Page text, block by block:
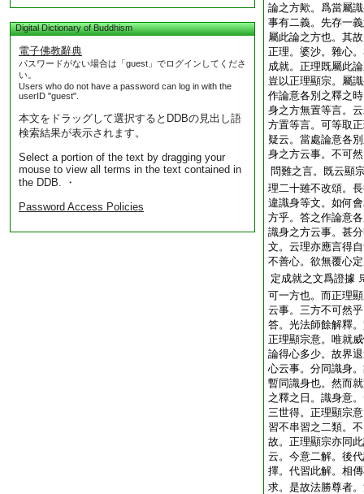
Digital Dictionary of Buddhism
電子佛教辭典
パスワードがない場合は「guest」でログインしてくださ
い。
Users who do not have a password can log in with the
userID "guest".
本文をドラッグして選択するとDDBの見出し語
検索結果が表示されます。
Select a portion of the text by dragging your
mouse to view all terms in the text contained in
the DDB. ・
Password Access Policies
論之方歟。爲當屬
事有二義。先存一
屬此論之方也。其
正理。婆沙。雜心
成就。正理既屬此
豈以正理顯宗。屬
作論意各別之釋之
身之方無置等言。
方置等言。可等取
疑云。當處論意各
身之方云事。不可
問難之言。既云顯
理二十雖不改頌。
違識身等文。如何
方乎。答之作論意
識身之方云事。甚
文。云理亦應言得
不善心。欲無覆心
定成就之文爲證據
可一方也。而正理
云事。三方不可然乎
答。光法師餘解釋
正理顯宗意。唯就
論得心多少。故界
心云事。分同識身
暫同識身也。然而
之釋之日。識身意
三世得。正理顯宗
習不串習之二類。
故。正理顯宗亦同
云。今意二解。後
擇。代習此解。相
求。是故法勝尊者